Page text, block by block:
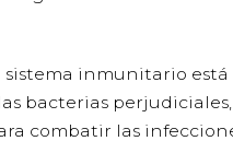
sistema inmunitario está
bacterias
combatir las